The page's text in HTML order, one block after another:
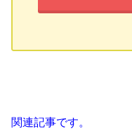
関連記事です。